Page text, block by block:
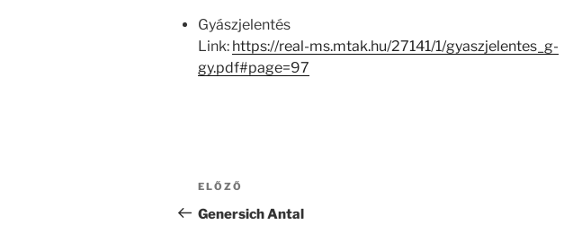
Gyászjelentés
Link: https://real-ms.mtak.hu/27141/1/gyaszjelentes_g-
gy.pdf#page=97
Bejegyzés
navigáció
Korábbi
bejegyzés
ELŐZŐ
Genersich Antal